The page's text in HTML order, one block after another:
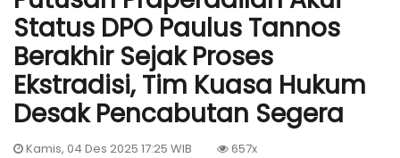
Status DPO Paulus Tannos
Berakhir Sejak Proses
Ekstradisi, Tim Kuasa Hukum
Desak Pencabutan Segera
Kamis, 04 Des 2025 17:25 WIB
657x